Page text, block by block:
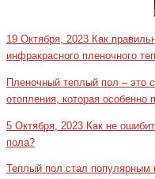
19 Октября, 2023 Как
инфракрасного пленочного
Пленочный теплый пол – это
отопления, которая
5 Октября, 2023 Как не
пола?
Теплый пол стал